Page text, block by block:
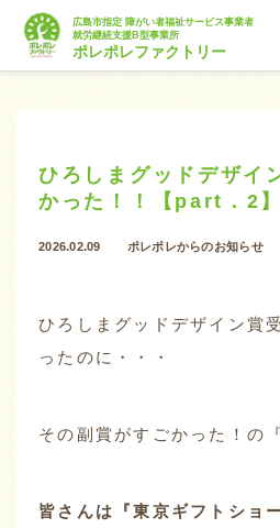
広島市指定 障がい者福祉サービス事業者
就労継続支援B型事業所
ポレポレファクトリー
ひろしまグッドデザイ
かった！！【part．2】
2026.02.09 ポレポレからのお知らせ
ひろしまグッドデザイン賞
ったのに・・・
その副賞がすごかった！の
皆さんは『東京ギフトショ